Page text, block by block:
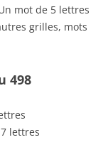
mot de 5 lettres
grilles, mots
498
lettres